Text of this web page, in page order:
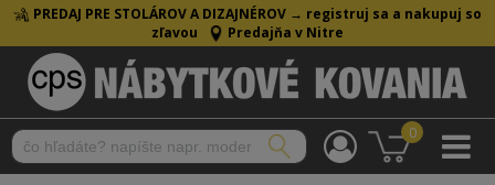
PREDAJ PRE STOLÁROV A DIZAJNÉROV → registruj sa a nakupuj so
zľavou
Predajňa v Nitre
0